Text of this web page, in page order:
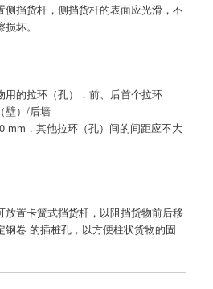
挡货杆，侧挡货杆的表面应光滑，不
坏。
用的拉环（孔），前、后首个拉环
壁）/后墙
mm，其他拉环（孔）间的间距应不大
放置卡簧式挡货杆，以阻挡货物前后移
钢卷 的插桩孔，以方便柱状货物的固